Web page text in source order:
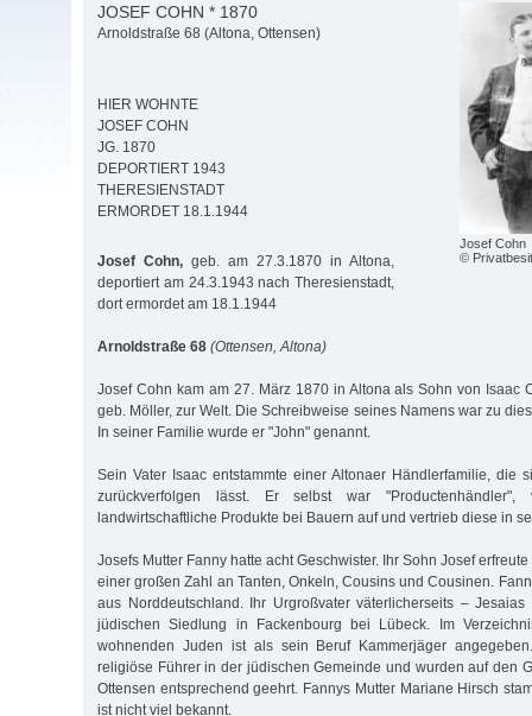
Josef Cohn
©
JOSEF COHN * 1870
Arnoldstraße 68 (Altona, Ottensen)
HIER WOHNTE
JOSEF COHN
JG. 1870
DEPORTIERT 1943
THERESIENSTADT
ERMORDET 18.1.1944
Josef Cohn, geb. am 27.3.1870 in Altona,
deportiert am 24.3.1943 nach Theresienstadt,
dort ermordet am 18.1.1944
Arnoldstraße 68 (Ottensen, Altona)
Josef Cohn kam am 27. März 1870 in Altona als Sohn von Isaac
geb. Möller, zur Welt. Die Schreibweise seines Namens war zu
In seiner Familie wurde er "John" genannt.
Sein Vater Isaac entstammte einer Altonaer Händlerfamilie, die
zurückverfolgen lässt. Er selbst war "Productenhändler",
landwirtschaftliche Produkte bei Bauern auf und vertrieb diese in
Josefs Mutter Fanny hatte acht Geschwister. Ihr Sohn Josef
einer großen Zahl an Tanten, Onkeln, Cousins und Cousinen.
aus Norddeutschland. Ihr Urgroßvater väterlicherseits –
jüdischen Siedlung in Fackenbourg bei Lübeck. Im
wohnenden Juden ist als sein Beruf Kammerjäger
religiöse Führer in der jüdischen Gemeinde und wurden auf den
Ottensen entsprechend geehrt. Fannys Mutter Mariane Hirsch
ist nicht viel bekannt.